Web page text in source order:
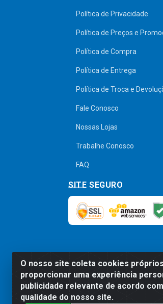
O nosso site coleta cookies
proporcionar uma experiência
publicidade relevante de acordo
qualidade do nosso site.
Política de Privacidade
Política de Preços e
Política de Compra
Política de Entrega
Política de Troca e
Fale Conosco
Nossas Lojas
Trabalhe Conosco
FAQ
SITE SEGURO
Preços,
será válido o